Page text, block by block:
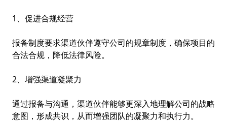
1、促进合规经营
报备制度要求渠道伙伴遵守公司的规章制度，确保项目的
合法合规，降低法律风险。
2、增强渠道凝聚力
通过报备与沟通，渠道伙伴能够更深入地理解公司的战略
意图，形成共识，从而增强团队的凝聚力和执行力。